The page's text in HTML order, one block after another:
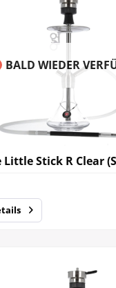
BALD WIEDER
Stick R Clear